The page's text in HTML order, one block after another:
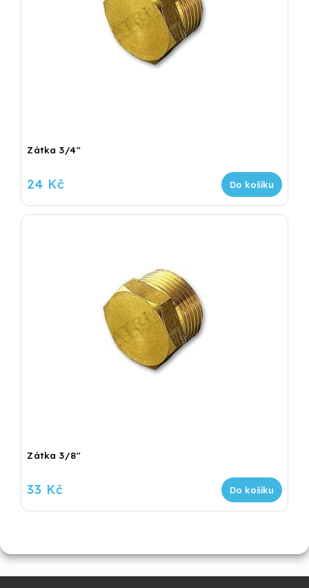
Zátka 3/4"
24 Kč Do košíku
Zátka 3/8"
33 Kč Do košíku